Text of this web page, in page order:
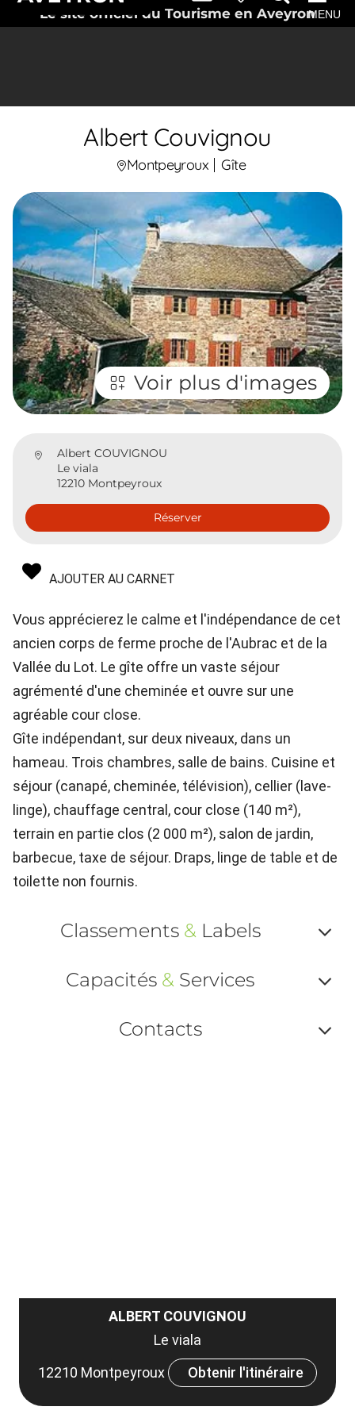
Le site officiel du Tourisme en AveyronMENU
Albert Couvignou
Montpeyroux Gîte
Voir plus d'images
Albert COUVIGNOU
Le viala
12210 Montpeyroux
Réserver
AJOUTER AU CARNET
Vous apprécierez le calme et l'indépendance de cet
ancien corps de ferme proche de l'Aubrac et de la
Vallée du Lot. Le gîte offre un vaste séjour
agrémenté d'une cheminée et ouvre sur une
agréable cour close.
Gîte indépendant, sur deux niveaux, dans un
hameau. Trois chambres, salle de bains. Cuisine et
séjour (canapé, cheminée, télévision), cellier (lave-
linge), chauffage central, cour close (140 m²),
terrain en partie clos (2 000 m²), salon de jardin,
barbecue, taxe de séjour. Draps, linge de table et de
toilette non fournis.
Classements &Labels
ou
Capacités & Services
ou
Contacts
ALBERT COUVIGNOU
Le viala
12210 Montpeyroux
Obtenir l'itinéraire